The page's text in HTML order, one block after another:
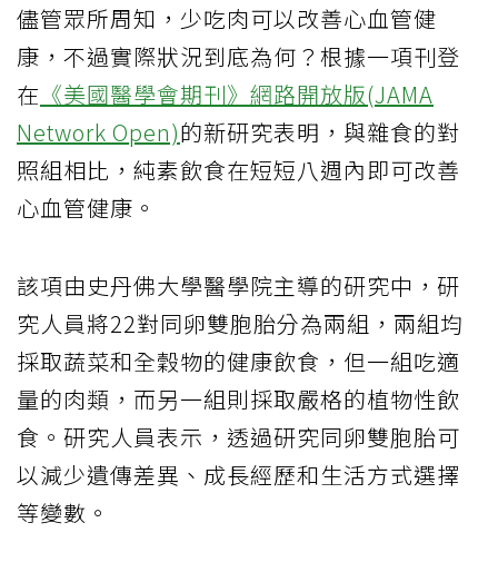
儘管眾所周知，少吃肉可以改善心血管健
康，不過實際狀況到底為何？根據一項刊登
在 《美國醫學會期刊》網路開放版(JAMA
Network Open)的新研究表明，與雜食的對
照組相比，純素飲食在短短八週內即可改善
心血管健康。
該項由史丹佛大學醫學院主導的研究中，研
究人員將22對同卵雙胞胎分為兩組，兩組均
採取蔬菜和全穀物的健康飲食，但一組吃適
量的肉類，而另一組則採取嚴格的植物性飲
食。研究人員表示，透過研究同​​卵雙胞胎可
以減少遺傳差異、成長經歷和生活方式選擇
等變數。